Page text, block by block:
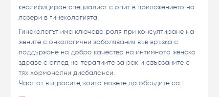
квалифициран специалист с опит в приложението на
лазери в гинекологията.
Гинекологът има ключова роля при консултиране на
жените с онкологични заболявания във връзка с
поддържане на добро качество на интимното женско
здраве с оглед на терапиите за рак и свързаните с
тях хормонални дисбаланси.
Част от въпросите, които можете да обсъдите са: